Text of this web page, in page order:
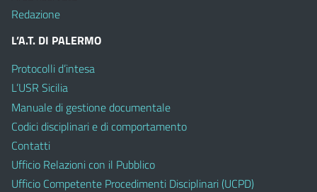
Redazione
L’A.T. DI PALERMO
Protocolli d’intesa
L’USR Sicilia
Manuale di gestione documentale
Codici disciplinari e di comportamento
Contatti
Ufficio Relazioni con il Pubblico
Ufficio Competente Procedimenti Disciplinari (UCPD)